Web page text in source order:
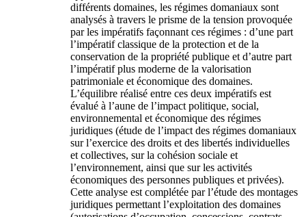
différents domaines, les régimes domaniaux sont
analysés à travers le prisme de la tension provoquée
par les impératifs façonnant ces régimes : d’une part
l’impératif classique de la protection et de la
conservation de la propriété publique et d’autre part
l’impératif plus moderne de la valorisation
patrimoniale et économique des domaines.
L’équilibre réalisé entre ces deux impératifs est
évalué à l’aune de l’impact politique, social,
environnemental et économique des régimes
juridiques (étude de l’impact des régimes domaniaux
sur l’exercice des droits et des libertés individuelles
et collectives, sur la cohésion sociale et
l’environnement, ainsi que sur les activités
économiques des personnes publiques et privées).
Cette analyse est complétée par l’étude des montages
juridiques permettant l’exploitation des domaines